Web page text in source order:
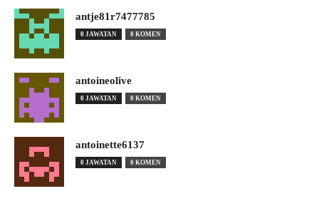
antje81r7477785
0 JAWATAN 0 KOMEN
antoineolive
0 JAWATAN 0 KOMEN
antoinette6137
0 JAWATAN 0 KOMEN